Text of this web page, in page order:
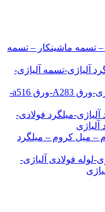
فولاد
تسمه ماشینکار – تسمه
آلیاژی-تسمه آلیاژی-
ورق آلیاژی-فروش ورق آلیاژی-ورق A283-ورق a516-
میلگرد فولادی-
– میل کروم – میلگرد
لوله فولادی آلیاژی-